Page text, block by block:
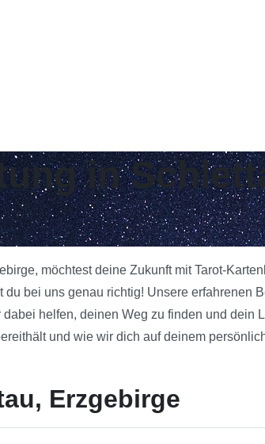
in
möchtest deine Zukunft mit Tarot-
bei uns genau richtig! Unsere erfahrenen
helfen, deinen Weg zu finden und dein
und wie wir dich auf deinem
Erzgebirge